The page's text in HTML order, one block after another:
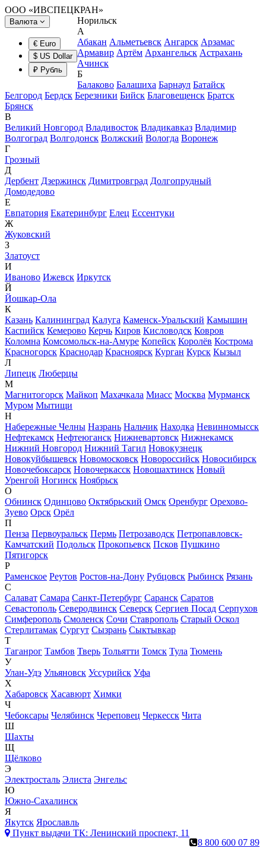
ООО «ИВСПЕЦКРАН»
Валюта
€ Euro
$ US Dollar
₽ Рубль
Норильск
А
Абакан Альметьевск Ангарск Арзамас
Армавир Артём Архангельск Астрахань
Ачинск
Б
Балаково Балашиха Барнаул Батайск
Белгород Бердск Березники Бийск Благовещенск Братск
Брянск
В
Великий Новгород Владивосток Владикавказ Владимир
Волгоград Волгодонск Волжский Вологда Воронеж
Г
Грозный
Д
Дербент Дзержинск Димитровград Долгопрудный
Домодедово
Е
Евпатория Екатеринбург Елец Ессентуки
Ж
Жуковский
З
Златоуст
И
Иваново Ижевск Иркутск
Й
Йошкар-Ола
К
Казань Калининград Калуга Каменск-Уральский Камышин
Каспийск Кемерово Керчь Киров Кисловодск Ковров
Коломна Комсомольск-на-Амуре Копейск Королёв Кострома
Красногорск Краснодар Красноярск Курган Курск Кызыл
Л
Липецк Люберцы
М
Магнитогорск Майкоп Махачкала Миасс Москва Мурманск
Муром Мытищи
Н
Набережные Челны Назрань Нальчик Находка Невинномысск
Нефтекамск Нефтеюганск Нижневартовск Нижнекамск
Нижний Новгород Нижний Тагил Новокузнецк
Новокуйбышевск Новомосковск Новороссийск Новосибирск
Новочебоксарск Новочеркасск Новошахтинск Новый
Уренгой Ногинск Ноябрьск
О
Обнинск Одинцово Октябрьский Омск Оренбург Орехово-
Зуево Орск Орёл
П
Пенза Первоуральск Пермь Петрозаводск Петропавловск-
Камчатский Подольск Прокопьевск Псков Пушкино
Пятигорск
Р
Раменское Реутов Ростов-на-Дону Рубцовск Рыбинск Рязань
С
Салават Самара Санкт-Петербург Саранск Саратов
Севастополь Северодвинск Северск Сергиев Посад Серпухов
Симферополь Смоленск Сочи Ставрополь Старый Оскол
Стерлитамак Сургут Сызрань Сыктывкар
Т
Таганрог Тамбов Тверь Тольятти Томск Тула Тюмень
У
Улан-Удэ Ульяновск Уссурийск Уфа
Х
Хабаровск Хасавюрт Химки
Ч
Чебоксары Челябинск Череповец Черкесск Чита
Ш
Шахты
Щ
Щёлково
Э
Электросталь Элиста Энгельс
Ю
Южно-Сахалинск
Я
Якутск Ярославль
Пункт выдачи ТК: Ленинский проспект, 11
8 800 600 07 89